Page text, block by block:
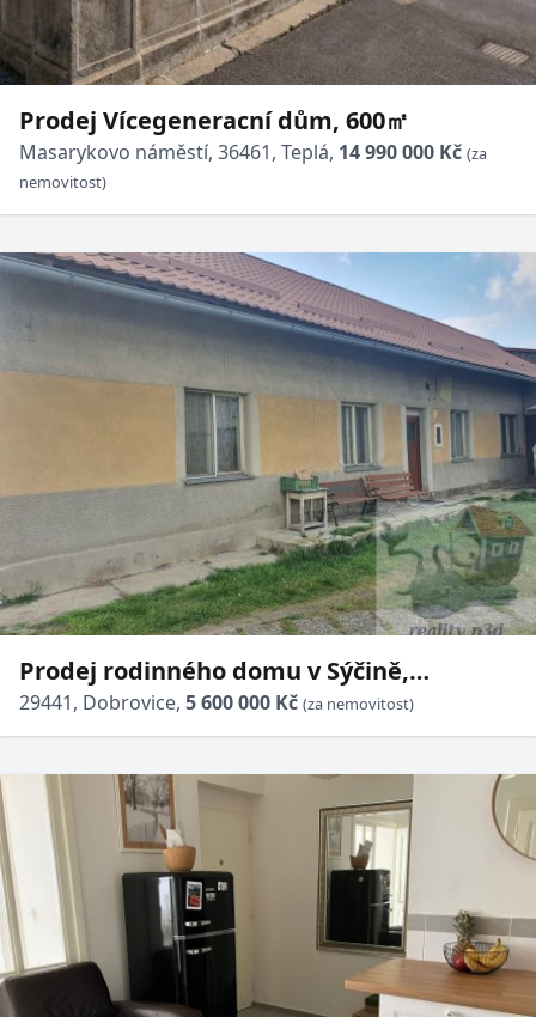
Prodej Vícegeneracní dům, 600㎡
Masarykovo náměstí, 36461, Teplá, 14 990 000 Kč (za
nemovitost)
Prodej rodinného domu v Sýčině,
Mladoboleslavsko.
29441, Dobrovice, 5 600 000 Kč (za nemovitost)